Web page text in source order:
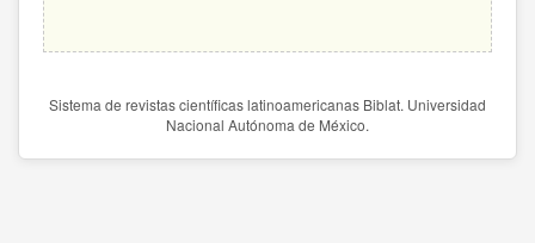
Sistema de revistas científicas latinoamericanas Biblat. Universidad
Nacional Autónoma de México.